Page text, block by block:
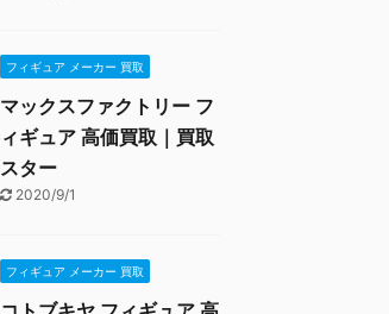
フィギュア メーカー 買取
マックスファクトリー フ
ィギュア 高価買取｜買取
スター
2020/9/1
フィギュア メーカー 買取